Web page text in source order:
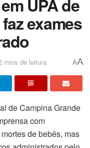
UPA de
exames
mins de leitura AA
de Campina Grande
com
de bebês, mas